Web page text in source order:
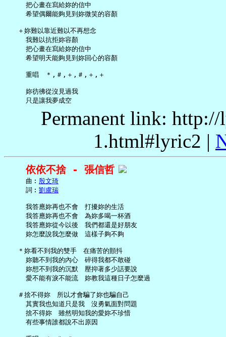
     把心畫在寫給妳的信中
     希望偶爾能夠見到妳微笑的容顏
   ＋妳難以靠近難以不再想念
     我難以抗拒妳容顏
     把心畫在寫給妳的信中
     希望明天能夠見到妳回心的容顏
     重唱　＊,＃,＋,＃,＋,＋
     妳彷彿從沒見過我
Permanent link:
1.html#lyric2 |
依依不捨 - 張信哲
     曲︰
殷文琦
     詞︰
劉虞瑞
     我答應妳再也不會　打擾妳的生活
     我答應妳再也不會　為妳多喝一杯酒
     我答應妳從今以後　我們都還是好朋友
     妳怎麼說我怎麼做　這樣子夠不夠
   ＊妳看不到我的雙手　在痛苦的顫抖
     妳聽不到我的內心　碎得我都不敢碰
     妳想不到我的沉默　壓抑著多少話要說
     愛不能有淚不能流　妳教我這種日子怎麼過
   ＃捨不得妳　所以才會騙了妳也騙自己
     其實我也知道只是我　沒勇氣面對問題
     捨不得妳　雖然明知我的愛妳不珍惜
     有些事情誰都說不出原因